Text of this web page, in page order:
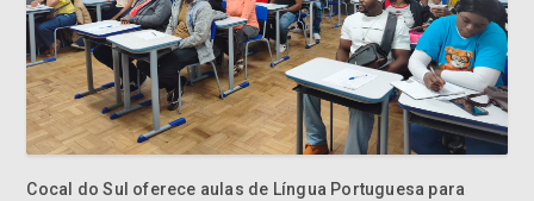
Cocal do Sul oferece aulas de Língua Portuguesa para